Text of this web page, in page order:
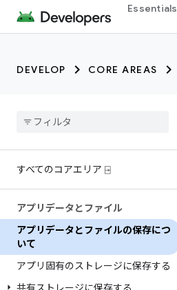
Essentials
DEVELOP CORE AREAS
すべてのコアエリア ⍈
アプリデータとファイル
アプリデータとファイルの保存につ
いて
アプリ固有のストレージに保存する